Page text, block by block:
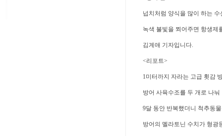
넙치처럼 양식을 많이 하는
녹색 불빛을 쬐어주면 항생제
김계애 기자입니다.
<리포트>
1미터까지 자라는 고급 횟감
방어 사육수조를 두 개로 나
9달 동안 반복했더니 척추동
방어의 멜라토닌 수치가 형광